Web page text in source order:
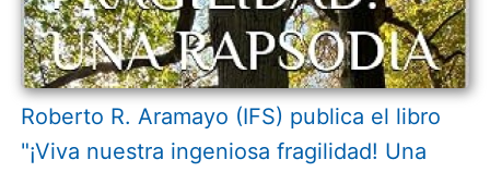
Roberto R. Aramayo (IFS) publica el libro
"¡Viva nuestra ingeniosa fragilidad! Una